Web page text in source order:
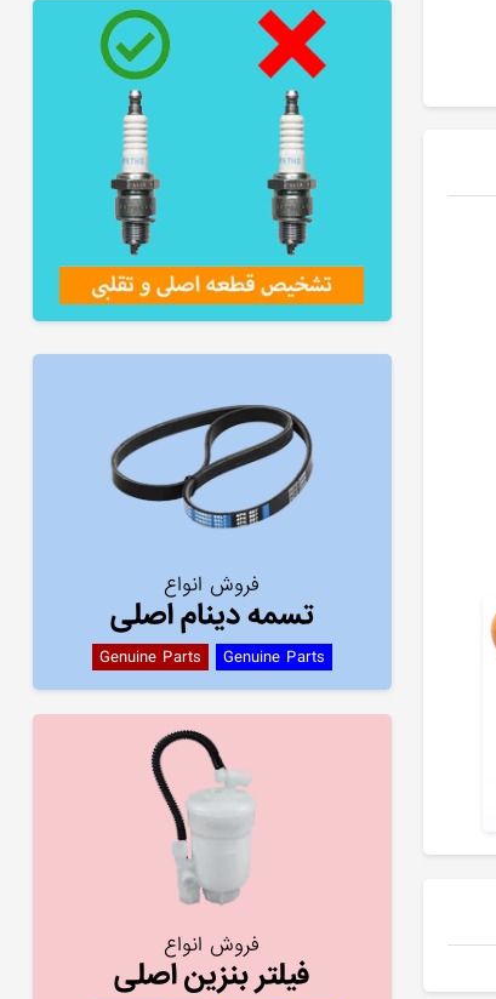
فروش انواع
تسمه دینام اصلی
Genuine Parts Genuine Parts
فروش انواع
فیلتر بنزین اصلی